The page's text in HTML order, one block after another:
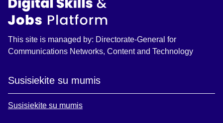
This site is managed by: Directorate-General for
Communications Networks, Content and Technology
Susisiekite su mumis
Susisiekite su mumis